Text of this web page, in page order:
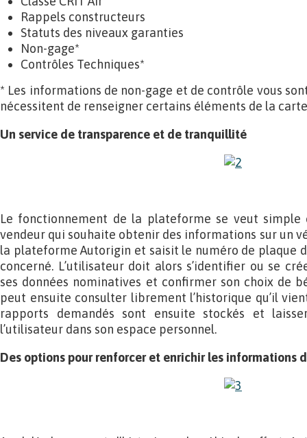
Rappels constructeurs
Statuts des niveaux garanties
Non-gage*
Contrôles Techniques*
* Les informations de non-gage et de contrôle vous
nécessitent de renseigner certains éléments de la
Un service de transparence et de tranquillité
Le fonctionnement de la plateforme se veut simple
vendeur qui souhaite obtenir des informations sur un
la plateforme Autorigin et saisit le numéro de plaque
concerné. L’utilisateur doit alors s’identifier ou se
ses données nominatives et confirmer son choix de
peut ensuite consulter librement l’historique qu’il
rapports demandés sont ensuite stockés et
l’utilisateur dans son espace personnel.
Des options pour renforcer et enrichir les informations